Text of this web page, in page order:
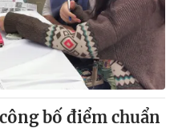
bố điểm chuẩn